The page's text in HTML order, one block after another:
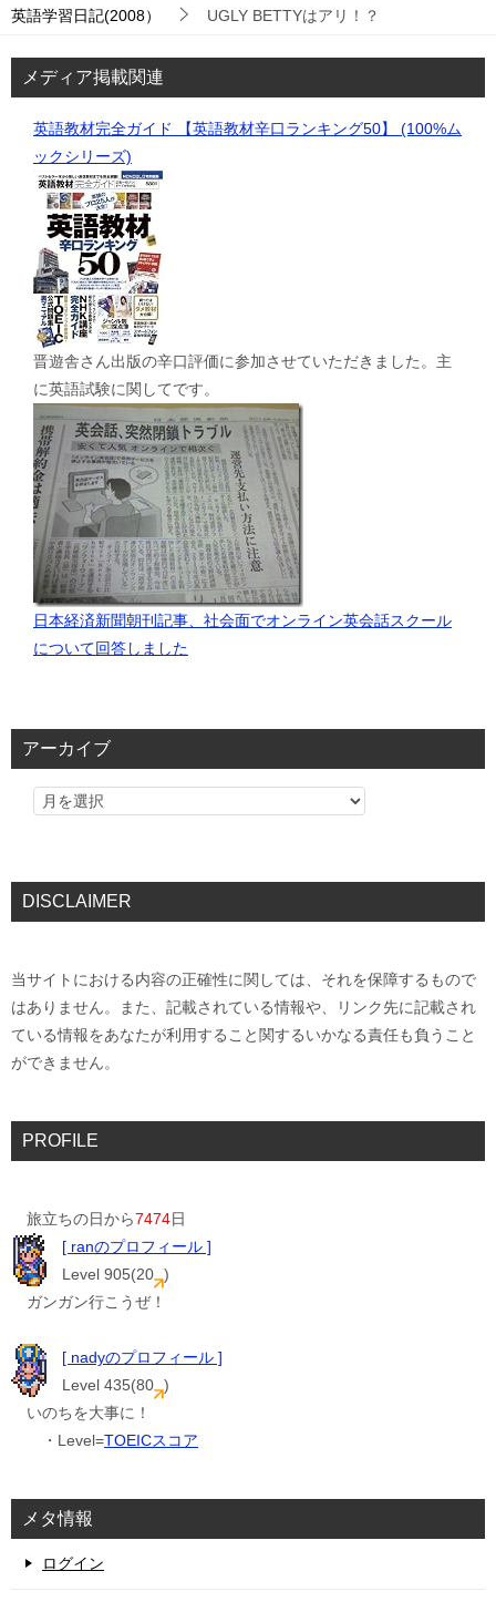
英語学習日記(2008）
UGLY BETTYはアリ！？
メディア掲載関連
英語教材完全ガイド 【英語教材辛口ランキング50】 (100%ム
ックシリーズ)
晋遊舎さん出版の辛口評価に参加させていただきました。主
に英語試験に関してです。
日本経済新聞朝刊記事、社会面でオンライン英会話スクール
について回答しました
アーカイブ
DISCLAIMER
当サイトにおける内容の正確性に関しては、それを保障するもので
はありません。また、記載されている情報や、リンク先に記載され
ている情報をあなたが利用すること関するいかなる責任も負うこと
ができません。
PROFILE
旅立ちの日から7474日
[ ranのプロフィール ]
Level 905(20 )
ガンガン行こうぜ！
[ nadyのプロフィール ]
Level 435(80 )
いのちを大事に！
・Level=TOEICスコア
メタ情報
ログイン